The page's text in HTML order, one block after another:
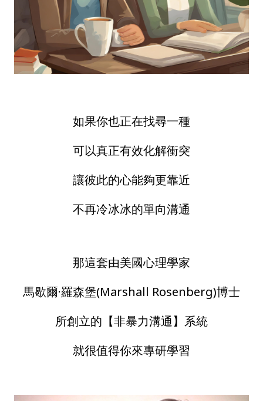
如果你也正在找尋一種
可以真正有效化解衝突
讓彼此的心能夠更靠近
不再冷冰冰的單向溝通
那這套由美國心理學家
馬歇爾·羅森堡(Marshall Rosenberg)博士
所創立的【非暴力溝通】系統
就很值得你來專研學習